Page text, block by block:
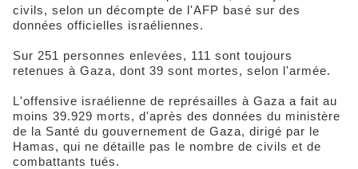
civils, selon un décompte de l'AFP basé sur des
données officielles israéliennes.
Sur 251 personnes enlevées, 111 sont toujours
retenues à Gaza, dont 39 sont mortes, selon l'armée.
L'offensive israélienne de représailles à Gaza a fait au
moins 39.929 morts, d'après des données du ministère
de la Santé du gouvernement de Gaza, dirigé par le
Hamas, qui ne détaille pas le nombre de civils et de
combattants tués.